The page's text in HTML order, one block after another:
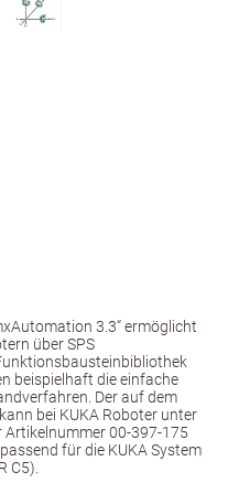
3.3“ ermöglicht
über SPS
beispielhaft die einfache
Der auf dem
bei KUKA Roboter unter
Artikelnummer 00-397-175
für die KUKA System
C5).